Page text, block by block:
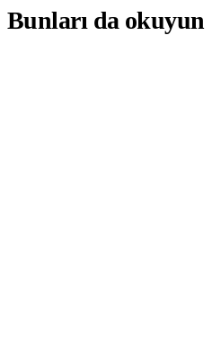
Bunları da okuyun